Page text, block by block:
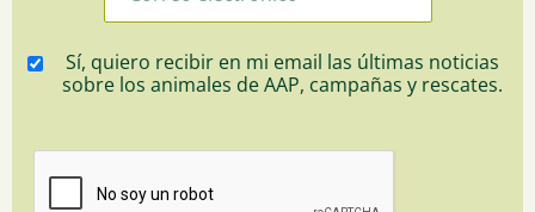
Sí, quiero recibir en mi email las últimas noticias
sobre los animales de AAP, campañas y rescates.